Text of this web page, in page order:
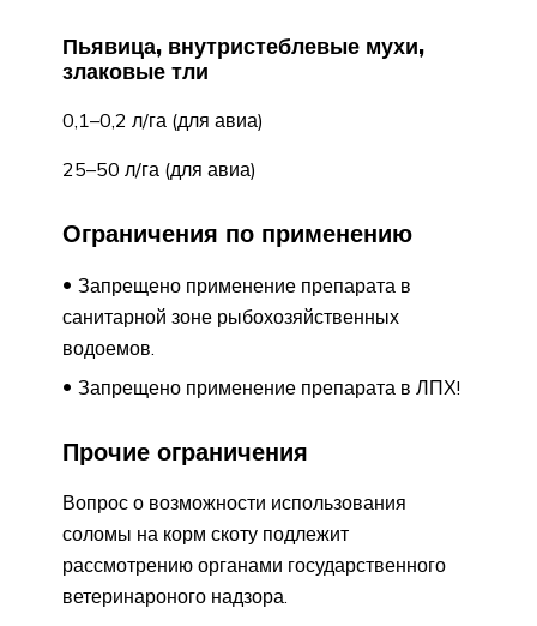
Пьявица, внутристеблевые мухи,
злаковые тли
0,1–0,2 л/га (для авиа)
25–50 л/га (для авиа)
Ограничения по применению
Запрещено применение препарата в
санитарной зоне рыбохозяйственных
водоемов.
Запрещено применение препарата в ЛПХ!
Прочие ограничения
Вопрос о возможности использования
соломы на корм скоту подлежит
рассмотрению органами государственного
ветеринароного надзора.